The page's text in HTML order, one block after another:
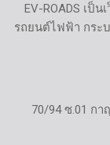
EV-ROADS เป็
รถยนต์ไฟฟ้า กระ
70/94 ซ.01 ก